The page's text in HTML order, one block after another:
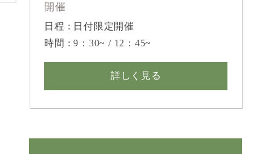
開催
日程 : 日付限定開催
時間 : 9：30~ / 12：45~
詳しく見る